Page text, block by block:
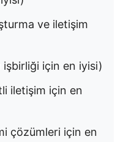
ve iletişim
işbirliği için en iyisi)
iletişim için en
çözümleri için en